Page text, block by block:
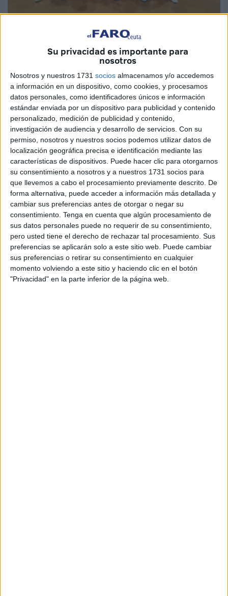
Su privacidad es importante para
nosotros
Nosotros y nuestros 1731 socios almacenamos y/o accedemos
a información en un dispositivo, como cookies, y procesamos
datos personales, como identificadores únicos e información
estándar enviada por un dispositivo para publicidad y contenido
personalizado, medición de publicidad y contenido,
investigación de audiencia y desarrollo de servicios. Con su
permiso, nosotros y nuestros socios podemos utilizar datos de
localización geográfica precisa e identificación mediante las
características de dispositivos. Puede hacer clic para otorgarnos
su consentimiento a nosotros y a nuestros 1731 socios para
que llevemos a cabo el procesamiento previamente descrito. De
forma alternativa, puede acceder a información más detallada y
cambiar sus preferencias antes de otorgar o negar su
consentimiento. Tenga en cuenta que algún procesamiento de
sus datos personales puede no requerir de su consentimiento,
pero usted tiene el derecho de rechazar tal procesamiento. Sus
preferencias se aplicarán solo a este sitio web. Puede cambiar
sus preferencias o retirar su consentimiento en cualquier
momento volviendo a este sitio y haciendo clic en el botón
"Privacidad" en la parte inferior de la página web.
Con público en las gradas, así afronta elCeutíde la
Segunda División defútbol salael primer partido de la
temporada este domingo. Será en el ‘Cerro del Telégrafo’
ante el Rivas Futsal. Para Santi Valladares, entrenador de
la Unión África Ceutí, esta situación en la que unos
equipos tendrán apoyo desde las gradas, y otros no, como
es el caso de los unionistas, es del todo un agravio
comparativo. Pero Valladares confía en sus jugadores para
afrontar este primer duelo de liga y aseguró que se
plantarán en la pista del Rivas con “toda la gente
preparada”.
El entrenador gallego del Ceutí tiene ‘calado’ al entrenador
del Rivas, Carlos Sánchez, y lo destaca como “un
grandísimo entrenador”, que atesora juventud y talento a
partes iguales.